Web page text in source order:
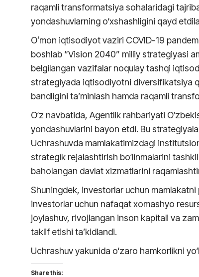
raqamli transformatsiya sohalaridagi
yondashuvlarning o‘xshashligini qayd
Oʻmon iqtisodiyot vaziri COVID-19
boshlab “Vision 2040” milliy strategiyasi
belgilangan vazifalar noqulay tashqi
strategiyada iqtisodiyotni diversifikatsiya
bandligini ta’minlash hamda raqamli
O‘z navbatida, Agentlik rahbariyati
yondashuvlarini bayon etdi. Bu
Uchrashuvda mamlakatimizdagi
strategik rejalashtirish bo‘linmalarini
baholangan davlat xizmatlarini
Shuningdek, investorlar uchun
investorlar uchun nafaqat xomashyo
joylashuv, rivojlangan inson kapitali va
taklif etishi ta’kidlandi.
Uchrashuv yakunida o‘zaro hamkorlikni
Share this: